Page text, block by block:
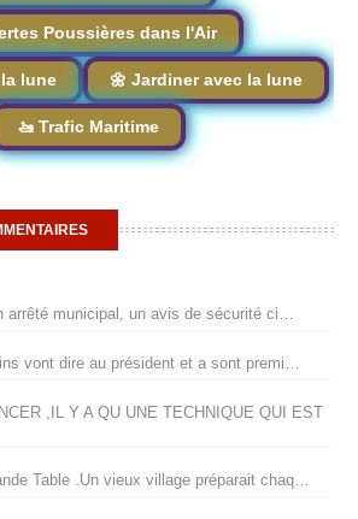
Poussières dans l'Air
lune 🌼 Jardiner avec la lune
🚤 Trafic Maritime
arrêté municipal, un avis de sécurité ci…
vont dire au président et a sont premi…
,IL Y A QU UNE TECHNIQUE QUI EST
Table .Un vieux village préparait chaq…